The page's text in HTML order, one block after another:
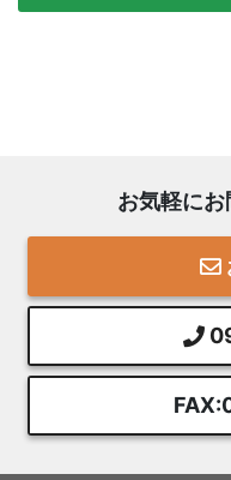
お気軽に